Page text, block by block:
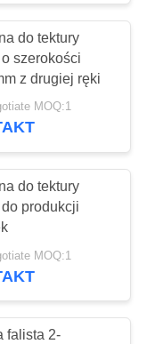
do tektury
szerokości
z drugiej ręki
MOQ:1
do tektury
produkcji
MOQ:1
falista 2-